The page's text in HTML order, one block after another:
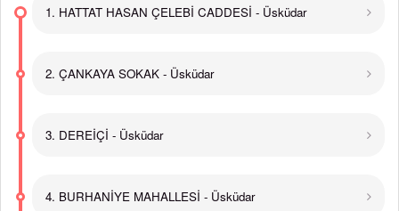
1. HATTAT HASAN ÇELEBİ CADDESİ - Üsküdar
2. ÇANKAYA SOKAK - Üsküdar
3. DEREİÇİ - Üsküdar
4. BURHANİYE MAHALLESİ - Üsküdar